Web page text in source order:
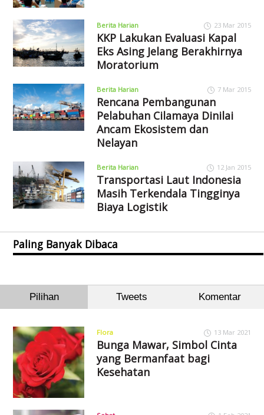
Berita Harian 23 Mar 2015
KKP Lakukan Evaluasi Kapal
Eks Asing Jelang Berakhirnya
Moratorium
Berita Harian 7 Mar 2015
Rencana Pembangunan
Pelabuhan Cilamaya Dinilai
Ancam Ekosistem dan
Nelayan
Berita Harian 12 Jan 2015
Transportasi Laut Indonesia
Masih Terkendala Tingginya
Biaya Logistik
Paling Banyak Dibaca
Pilihan Tweets Komentar
Flora 13 Mar 2021
Bunga Mawar, Simbol Cinta
yang Bermanfaat bagi
Kesehatan